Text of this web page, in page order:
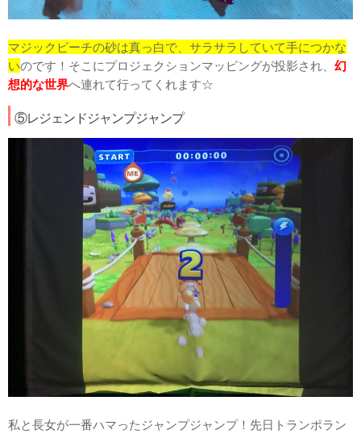
マジックビーチの砂は真っ白で、サラサラしていて手につかな
いのです！そこにプロジェクションマッピングが投影され、 幻
想的な世界へ連れて行ってくれます☆
⑤レジェンドジャンプジャンプ
私と長女が一番ハマったジャンプジャンプ！先日トランポラン